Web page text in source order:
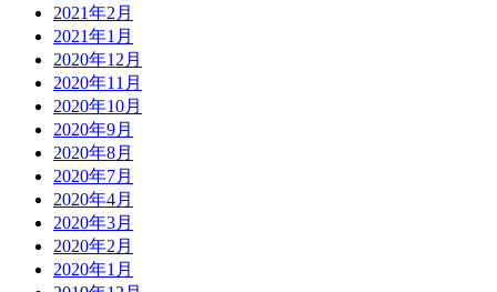
2021年2月
2021年1月
2020年12月
2020年11月
2020年10月
2020年9月
2020年8月
2020年7月
2020年4月
2020年3月
2020年2月
2020年1月